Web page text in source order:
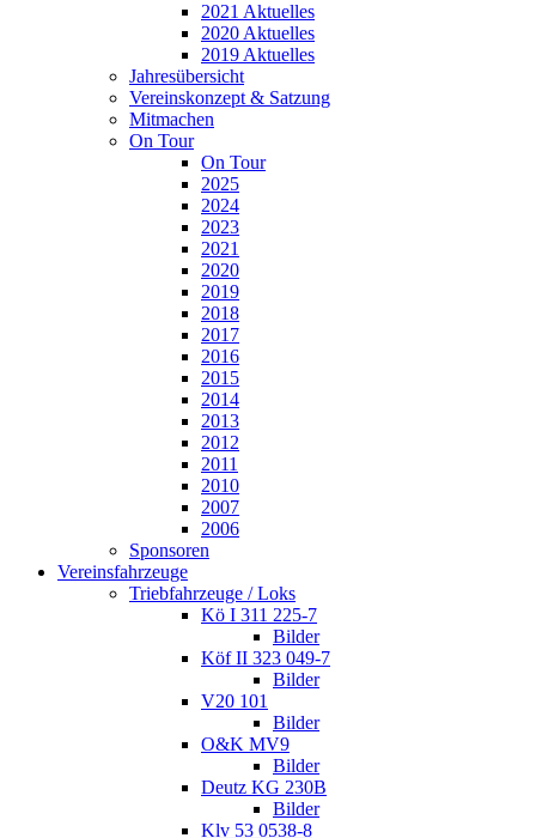
2021 Aktuelles
2020 Aktuelles
2019 Aktuelles
Jahresübersicht
Vereinskonzept & Satzung
Mitmachen
On Tour
On Tour
2025
2024
2023
2021
2020
2019
2018
2017
2016
2015
2014
2013
2012
2011
2010
2007
2006
Sponsoren
Vereinsfahrzeuge
Triebfahrzeuge / Loks
Kö I 311 225-7
Bilder
Köf II 323 049-7
Bilder
V20 101
Bilder
O&K MV9
Bilder
Deutz KG 230B
Bilder
Klv 53 0538-8